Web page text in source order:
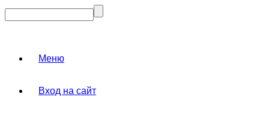
Меню
Вход на сайт